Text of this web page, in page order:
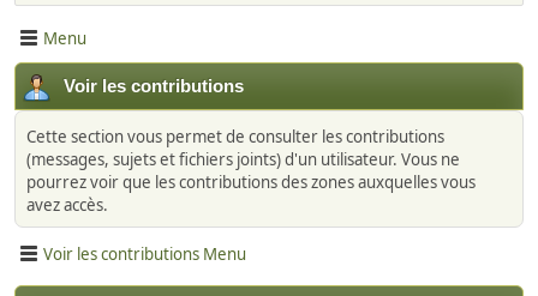
Menu
Voir les contributions
Cette section vous permet de consulter les contributions
(messages, sujets et fichiers joints) d'un utilisateur. Vous ne
pourrez voir que les contributions des zones auxquelles vous
avez accès.
Voir les contributions Menu